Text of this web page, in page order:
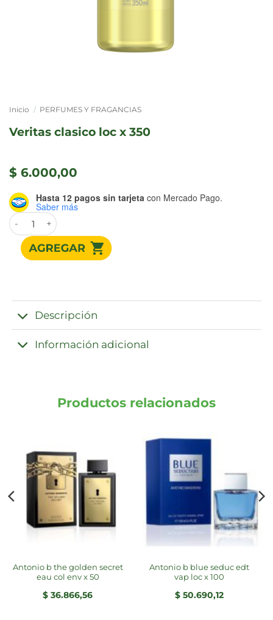
Inicio / PERFUMES Y FRAGANCIAS
veritas clasico loc x 350
$ 6.000,00
Hasta 12 pagos sin tarjeta con Mercado Pago.
Saber más
VERITAS CLASICO LOC x 350 cantidad
Descripción
Información adicional
Productos relacionados
antonio b the golden secret
eau col env x 50
$ 36.866,56
antonio b blue seduc edt
vap loc x 100
$50.690,12